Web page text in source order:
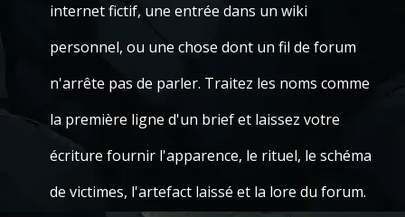
internet fictif, une entrée dans un wiki
personnel, ou une chose dont un fil de forum
n'arrête pas de parler. Traitez les noms comme
la première ligne d'un brief et laissez votre
écriture fournir l'apparence, le rituel, le schéma
de victimes, l'artefact laissé et la lore du forum.